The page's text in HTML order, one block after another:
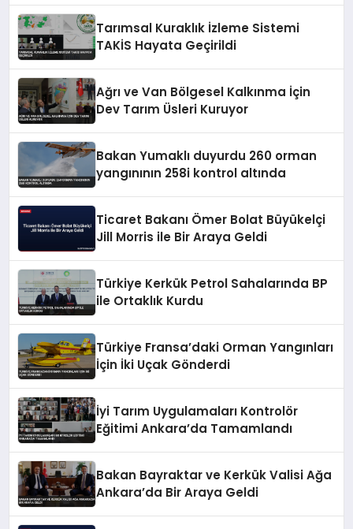
Tarımsal Kuraklık İzleme Sistemi
TAKİS Hayata Geçirildi
Ağrı ve Van Bölgesel Kalkınma İçin
Dev Tarım Üsleri Kuruyor
Bakan Yumaklı duyurdu 260 orman
yangınının 258i kontrol altında
Ticaret Bakanı Ömer Bolat Büyükelçi
Jill Morris ile Bir Araya Geldi
Türkiye Kerkük Petrol Sahalarında BP
ile Ortaklık Kurdu
Türkiye Fransa’daki Orman Yangınları
İçin İki Uçak Gönderdi
İyi Tarım Uygulamaları Kontrolör
Eğitimi Ankara’da Tamamlandı
Bakan Bayraktar ve Kerkük Valisi Ağa
Ankara’da Bir Araya Geldi